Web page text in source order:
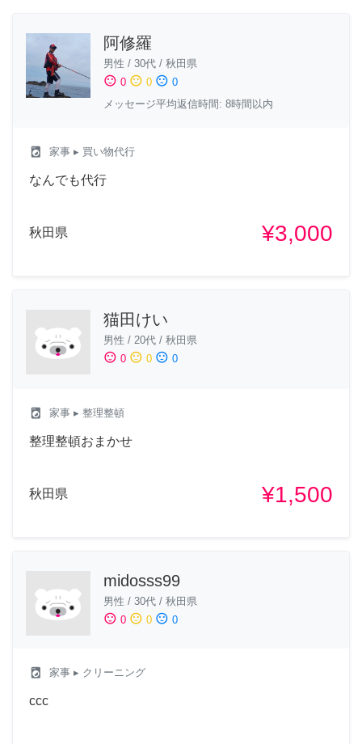
阿修羅
男性 / 30代 / 秋田県
sentiment_satisfied 0 sentiment_neutral 0 sentiment_dissatisfied 0
メッセージ平均返信時間: 8時間以内
local_laundry_service 家事 ▸ 買い物代行
なんでも代行
秋田県 ¥3,000
猫田けい
男性 / 20代 / 秋田県
sentiment_satisfied 0 sentiment_neutral 0 sentiment_dissatisfied 0
local_laundry_service 家事 ▸ 整理整頓
整理整頓おまかせ
秋田県 ¥1,500
midosss99
男性 / 30代 / 秋田県
sentiment_satisfied 0 sentiment_neutral 0 sentiment_dissatisfied 0
local_laundry_service 家事 ▸ クリーニング
ccc